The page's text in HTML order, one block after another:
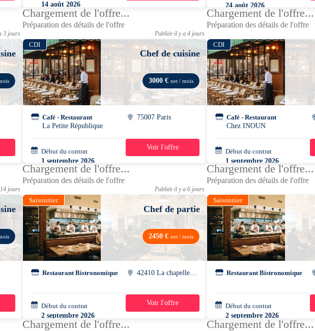
14 août 2026
24 août 2026
3 jours
Chargement de l'offre...
Préparation des détails de l'offre
Publiée il y a 4 jours
CDI
Chef de cuisine
3000 € net / mois
Café - Restaurant
La Petite République
75007 Paris
Début du contrat
1 septembre 2026
42h/semaine
Voir l'offre
Chargement de l'offre...
Préparation des détails de l'offre
CDI
Café - Restaurant
Chez INOUN
Début du contrat
1 septembre 2026
jours
Chargement de l'offre...
Préparation des détails de l'offre
Publiée il y a 6 jours
Saisonnier
Chef de partie
2450 € net / mois
Restaurant Bistronomique
Début du contrat
2 septembre 2026
39h/semaine
Voir l'offre
Chargement de l'offre...
Préparation des détails de l'offre
Saisonnier
Restaurant Bistronomique
Début du contrat
2 septembre 2026
Chargement de l'offre... Chargement de l'offre...